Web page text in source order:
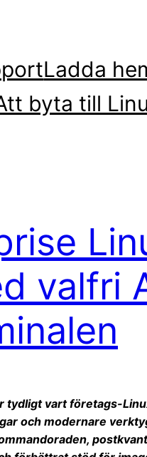
Ladda
byta till
valfri
tydligt vart företags-
och modernare